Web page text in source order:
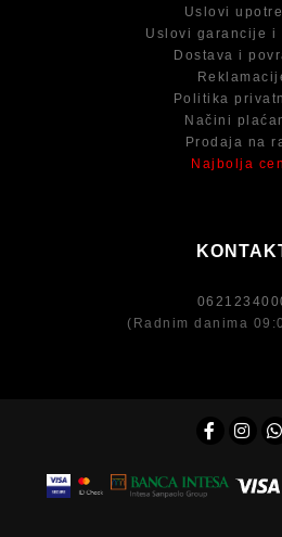
Uslovi
Uslovi garancije i
Dostava i
Politika
Načini
Prodaja na
Najbolja
(Radnim danima